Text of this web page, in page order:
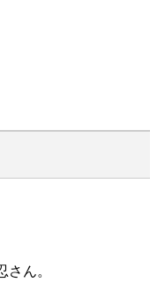
ん。